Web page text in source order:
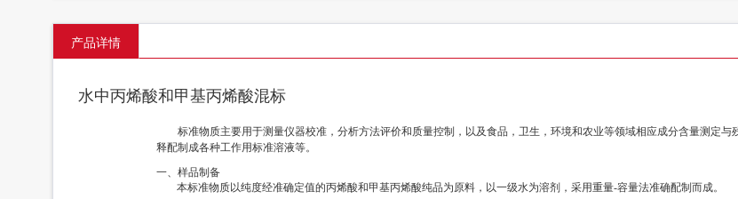
产品详情
水中丙烯酸和甲基丙烯酸混标
标准物质主要用于测量仪器校准，分析方法评价和质量控制，以及食品，卫生，环境和农业等领域相应成分含量测定
释配制成各种工作用标准溶液等。
一、样品制备
本标准物质以纯度经准确定值的丙烯酸和甲基丙烯酸纯品为原料，以一级水为溶剂，采用重量-容量法准确配制而成。